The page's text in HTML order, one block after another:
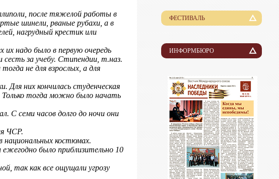
после тяжелой работы в
шинели, рваные рубахи, а в
нагрудный крестик или
надо было в первую очередь
за учебу. Стипендии, т.наз.
не для взрослых, а для
них кончилась студенческая
Только тогда можно было начать
С семи часов долго до ночи они
ЧСР.
костюмах.
было приблизительно 10
так как все ощущали угрозу
ФЕСТИВАЛЬ
История
Лауреаты
Организационный комитет
Информация для участников
Дневник фестиваля
ИНФОРМБЮРО
Новости
Пресса о нас
Фотогалерея
Аудиоролики
Видеогалерея
Пресс-релизы
Школа журналистики